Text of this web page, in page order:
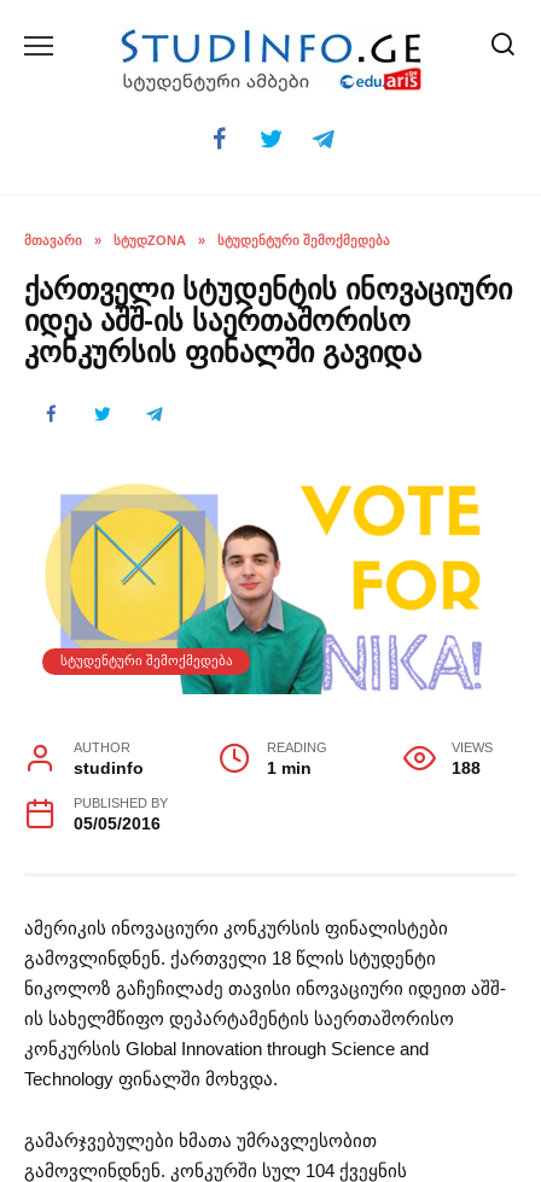
ᲛᲗᲐᲕᲐᲠᲘ » ᲡᲢᲣᲓZONA » ᲡᲢᲣᲓᲔᲜᲢᲣᲠᲘ ᲨᲔᲛᲝᲥᲛᲔᲓᲔᲑᲐ
ქართველი სტუდენტის ინოვაციური
იდეა აშშ-ის საერთაშორისო
კონკურსის ფინალში გავიდა
ᲡᲢᲣᲓᲔᲜᲢᲣᲠᲘ ᲨᲔᲛᲝᲥᲛᲔᲓᲔᲑᲐ
AUTHOR
studinfo
READING
1 min
VIEWS
188
PUBLISHED BY
05/05/2016
ამერიკის ინოვაციური კონკურსის ფინალისტები
გამოვლინდნენ. ქართველი 18 წლის სტუდენტი
ნიკოლოზ გაჩეჩილაძე თავისი ინოვაციური იდეით აშშ-
ის სახელმწიფო დეპარტამენტის საერთაშორისო
კონკურსის Global Innovation through Science and
Technology ფინალში მოხვდა.
გამარჯვებულები ხმათა უმრავლესობით
გამოვლინდნენ. კონკურში სულ 104 ქვეყნის